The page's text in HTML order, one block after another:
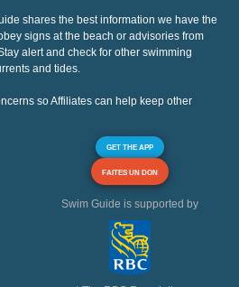
shares the best information we have the
signs at the beach or advisories from
alert and check for other swimming
and tides.
so Affiliates can help keep other
GET THE APP
FAITES UN DON
Swim Guide is supported by